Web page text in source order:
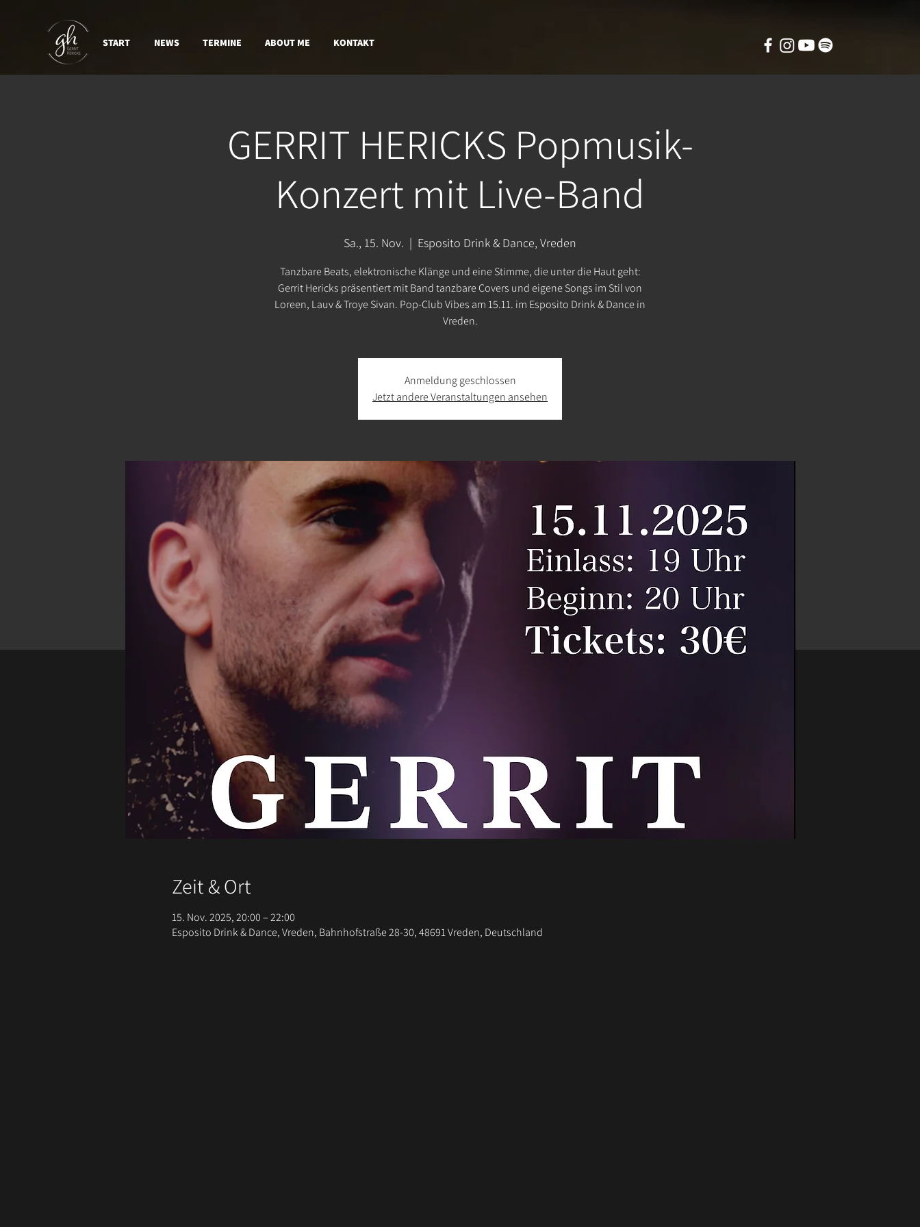
START NEWS TERMINE ABOUT ME KONTAKT
GERRIT HERICKS Popmusik-
Konzert mit Live-Band
Sa., 15. Nov.
  |
Esposito Drink & Dance, Vreden
Tanzbare Beats, elektronische Klänge und eine Stimme, die unter die Haut geht:
Gerrit Hericks präsentiert mit Band tanzbare Covers und eigene Songs im Stil von
Loreen, Lauv & Troye Sivan. Pop-Club Vibes am 15.11. im Esposito Drink & Dance in
Vreden.
Anmeldung geschlossen
Jetzt andere Veranstaltungen ansehen
Zeit & Ort
15. Nov. 2025, 20:00 – 22:00
Esposito Drink & Dance, Vreden, Bahnhofstraße 28-30, 48691 Vreden, Deutschland